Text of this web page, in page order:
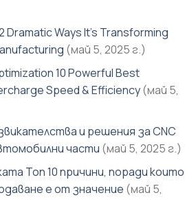
Dramatic Ways It’s Transforming
(май 5, 2025 г.)
10 Powerful Best
Speed & Efficiency(май 5,
и решения за CNC
части (май 5, 2025 г.)
Топ 10 причини, поради които
е от значение (май 5,